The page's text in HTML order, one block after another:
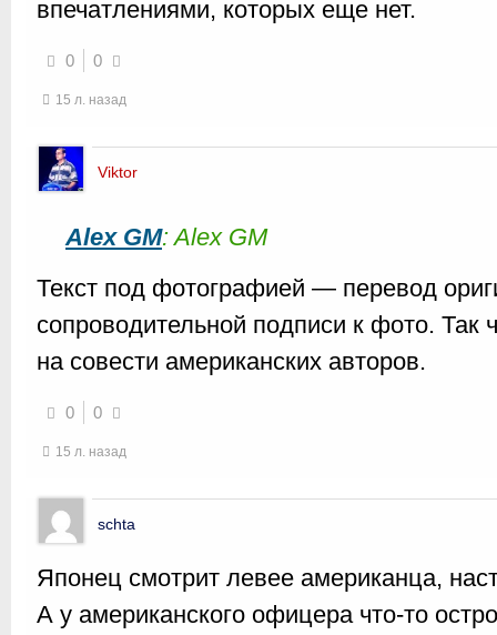
впечатлениями, которых еще нет.
0 0
15 л. назад
Viktor
Alex GM: Alex GM
Текст под фотографией — перевод
сопроводительной подписи к фото. Так
на совести американских авторов.
0 0
15 л. назад
schta
Японец смотрит левее американца,
А у американского офицера что-то